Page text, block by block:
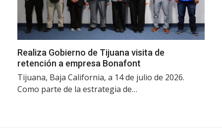
Realiza Gobierno de Tijuana visita de
retención a empresa Bonafont
Tijuana, Baja California, a 14 de julio de 2026.
Como parte de la estrategia de…